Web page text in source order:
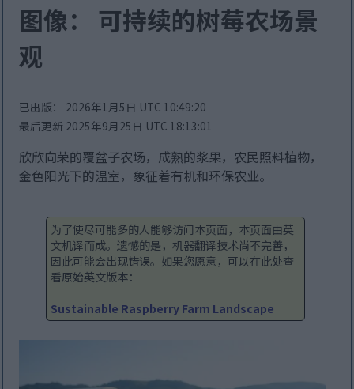
图像： 可持续的树莓农场景
观
已出版： 2026年1月5日 UTC 10:49:20
最后更新 2025年9月25日 UTC 18:13:01
欣欣向荣的覆盆子农场，成熟的浆果，农民照料植物，
金色阳光下的温室，象征着有机和环保农业。
为了使尽可能多的人能够访问本页面，本页面由英
文机译而成。遗憾的是，机器翻译技术尚不完善，
因此可能会出现错误。如果您愿意，可以在此处查
看原始英文版本：
Sustainable Raspberry Farm Landscape